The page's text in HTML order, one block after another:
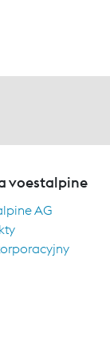
voestalpine
AG